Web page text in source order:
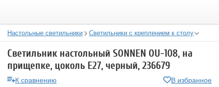
Настольные светильники Светильники с креплением к столу
Светильник настольный SONNEN OU-108, на
прищепке, цоколь Е27, черный, 236679
К сравнению
В избранное